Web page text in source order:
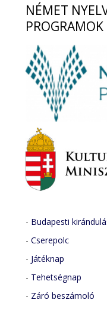
NÉMET
PROGRAMOK
- Budapesti
-Cserepolc
- Játéknap
- Tehetségnap
- Záró beszámoló